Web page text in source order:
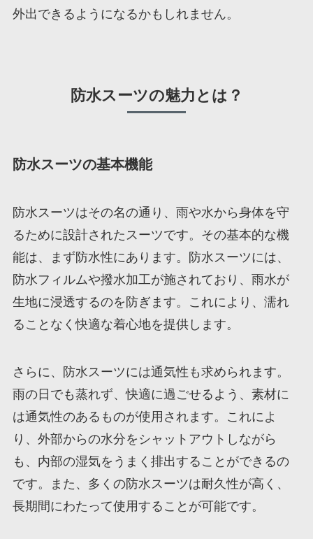
外出できるようになるかもしれません。
防水スーツの魅力とは？
防水スーツの基本機能
防水スーツはその名の通り、雨や水から身体を守
るために設計されたスーツです。その基本的な機
能は、まず防水性にあります。防水スーツには、
防水フィルムや撥水加工が施されており、雨水が
生地に浸透するのを防ぎます。これにより、濡れ
ることなく快適な着心地を提供します。
さらに、防水スーツには通気性も求められます。
雨の日でも蒸れず、快適に過ごせるよう、素材に
は通気性のあるものが使用されます。これによ
り、外部からの水分をシャットアウトしながら
も、内部の湿気をうまく排出することができるの
です。また、多くの防水スーツは耐久性が高く、
長期間にわたって使用することが可能です。